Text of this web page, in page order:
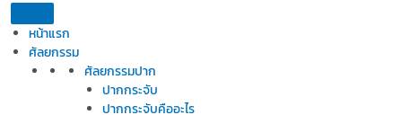
หน้าแรก
ศัลยกรรม
ศัลยกรรมปาก
ปากกระจับ
ปากกระจับคืออะไร